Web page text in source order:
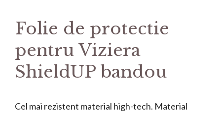
Folie de protectie
pentru Viziera
ShieldUP bandou
Cel mai rezistent material high-tech. Material